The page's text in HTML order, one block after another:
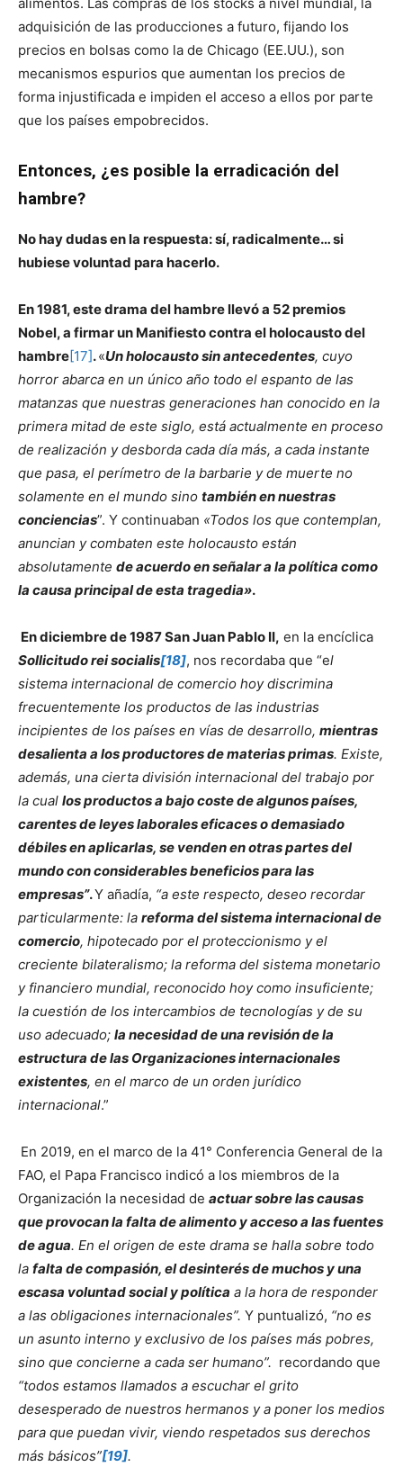
adquisición de las producciones a futuro, fijando los
precios en bolsas como la de Chicago (EE.UU.), son
mecanismos espurios que aumentan los precios de
forma injustificada e impiden el acceso a ellos por parte
que los países empobrecidos.
Entonces, ¿es posible la erradicación del
hambre?
No hay dudas en la respuesta: sí, radicalmente… si
hubiese voluntad para hacerlo.
En 1981, este drama del hambre llevó a 52 premios
Nobel, a firmar un Manifiesto contra el holocausto del
hambre[17].«Un holocausto sin antecedentes, cuyo
horror abarca en un único año todo el espanto de las
matanzas que nuestras generaciones han conocido en la
primera mitad de este siglo, está actualmente en proceso
de realización y desborda cada día más, a cada instante
que pasa, el perímetro de la barbarie y de muerte no
solamente en el mundo sino también en nuestras
conciencias”. Y continuaban «Todos los que contemplan,
anuncian y combaten este holocausto están
absolutamente de acuerdo en señalar a la política como
la causa principal de esta tragedia».
En diciembre de 1987 San Juan Pablo II, en la encíclica
Sollicitudo rei socialis[18], nos recordaba que “el
sistema internacional de comercio hoy discrimina
frecuentemente los productos de las industrias
incipientes de los países en vías de desarrollo, mientras
desalienta a los productores de materias primas. Existe,
además, una cierta división internacional del trabajo por
la cual los productos a bajo coste de algunos países,
carentes de leyes laborales eficaces o demasiado
débiles en aplicarlas, se venden en otras partes del
mundo con considerables beneficios para las
empresas”.Y añadía, “a este respecto, deseo recordar
particularmente: la reforma del sistema internacional de
comercio, hipotecado por el proteccionismo y el
creciente bilateralismo; la reforma del sistema monetario
y financiero mundial, reconocido hoy como insuficiente;
la cuestión de los intercambios de tecnologías y de su
uso adecuado; la necesidad de una revisión de la
estructura de las Organizaciones internacionales
existentes, en el marco de un orden jurídico
internacional.”
En 2019, en el marco de la 41° Conferencia General de la
FAO, el Papa Francisco indicó a los miembros de la
Organización la necesidad de actuar sobre las causas
que provocan la falta de alimento y acceso a las fuentes
de agua. En el origen de este drama se halla sobre todo
la falta de compasión, el desinterés de muchos y una
escasa voluntad social y política a la hora de responder
a las obligaciones internacionales”. Y puntualizó, “no es
un asunto interno y exclusivo de los países más pobres,
sino que concierne a cada ser humano”. recordando que
“todos estamos llamados a escuchar el grito
desesperado de nuestros hermanos y a poner los medios
para que puedan vivir, viendo respetados sus derechos
más básicos”[19].